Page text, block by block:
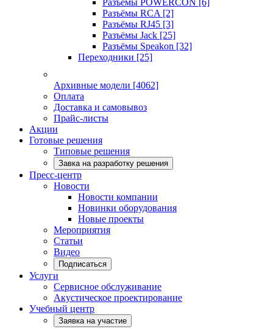
Разъёмы POWERCON [6]
Разъёмы RCA [2]
Разъёмы RJ45 [3]
Разъёмы Jack [25]
Разъёмы Speakon [32]
Переходники [25]
Архивные модели [4062]
Оплата
Доставка и самовывоз
Прайс-листы
Акции
Готовые решения
Типовые решения
Завка на разработку решения
Пресс-центр
Новости
Новости компании
Новинки оборудования
Новые проекты
Мероприятия
Статьи
Видео
Подписаться
Услуги
Сервисное обслуживание
Акустическое проектирование
Учебный центр
Заявка на участие